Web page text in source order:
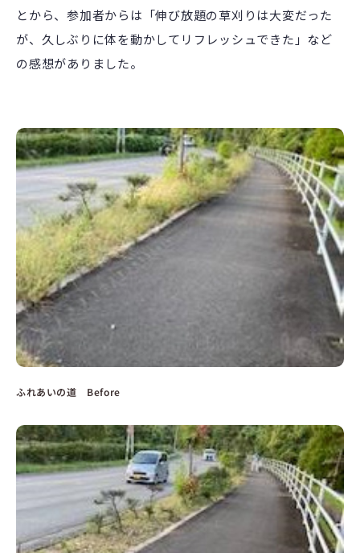
とから、参加者からは「伸び放題の草刈りは大変だった
が、久しぶりに体を動かしてリフレッシュできた」など
の感想がありました。
ふれあいの道 Before